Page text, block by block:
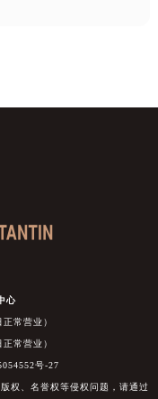
心
常营业）
常营业）
号-27
权、名誉权等侵权问题，请通过